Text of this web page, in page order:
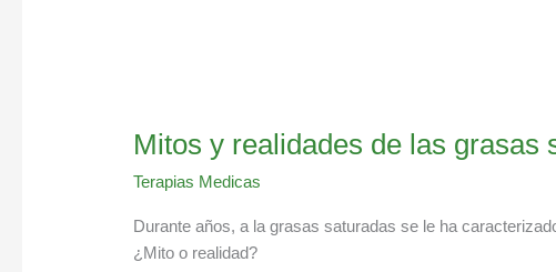
Mitos y realidades de las grasas
Terapias Medicas
Durante años, a la grasas saturadas se le ha
¿Mito o realidad?